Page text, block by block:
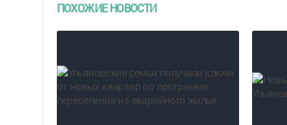
ПОХОЖИЕ НОВОСТИ